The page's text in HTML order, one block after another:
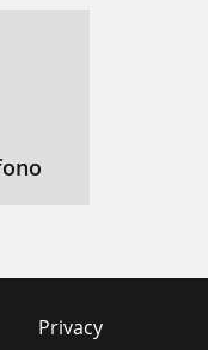
Privacy